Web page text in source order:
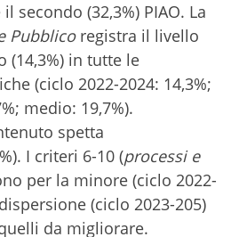
secondo (32,3%) PIAO. La
Pubblicoregistra il livello
(14,3%) in tutte le
(ciclo 2022-2024: 14,3%;
medio: 19,7%).
spetta
I criteri 6-10 (processi e
per la minore (ciclo 2022-
(ciclo 2023-205)
da migliorare.